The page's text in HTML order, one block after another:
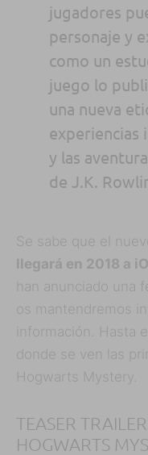
jugadores
personaje y
como un
juego lo
una nueva
experiencias
y las
de J.K.
Se sabe que el
llegará en 2018 a
han anunciado una
os mantendremos
información. Hasta
donde se ven las
Hogwarts Mystery.
TEASER
HOGWARTS